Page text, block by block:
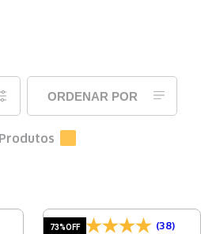
ORDENAR POR
Produtos
(38)
73%OFF